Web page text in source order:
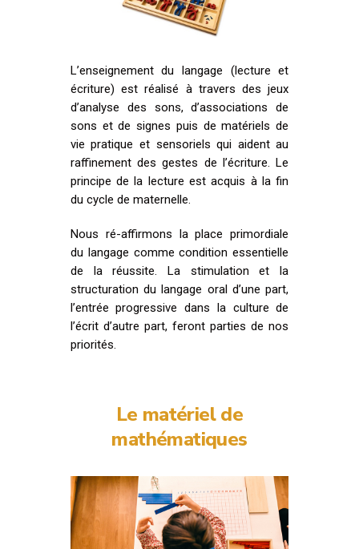
L’enseignement du langage (lecture et
écriture) est réalisé à travers des jeux
d’analyse des sons, d’associations de
sons et de signes puis de matériels de
vie pratique et sensoriels qui aident au
raffinement des gestes de l’écriture. Le
principe de la lecture est acquis à la fin
du cycle de maternelle.
Nous ré-affirmons la place primordiale
du langage comme condition essentielle
de la réussite. La stimulation et la
structuration du langage oral d’une part,
l’entrée progressive dans la culture de
l’écrit d’autre part, feront parties de nos
priorités.
Le matériel de
mathématiques